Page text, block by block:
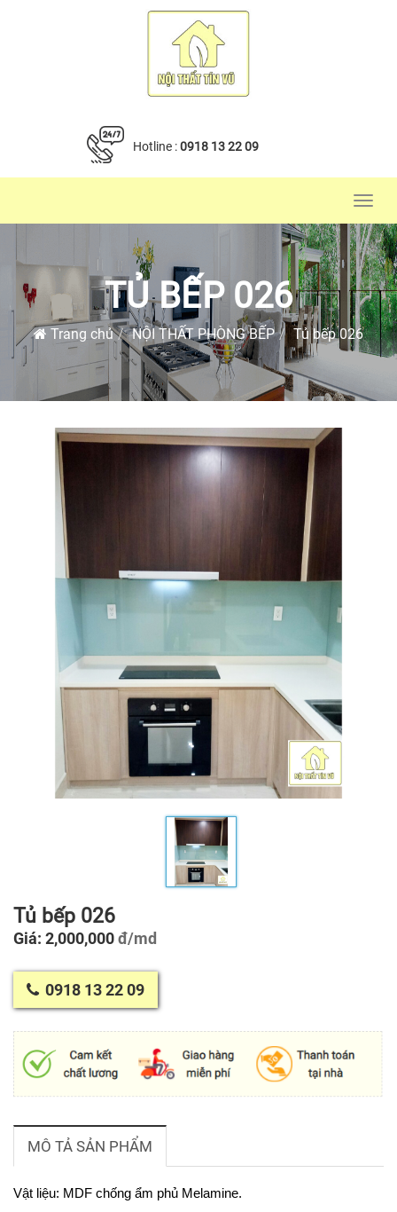
Hotline :0918 13 22 09
TỦ BẾP 026
Trang chủ NỘI THẤT PHÒNG BẾP Tủ bếp 026
Tủ bếp 026
Giá: 2,000,000đ/md
0918 13 22 09
MÔ TẢ SẢN PHẨM
Vật liệu: MDF chống ẩm phủ Melamine.